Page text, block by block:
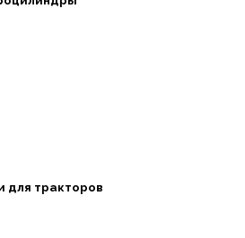
для тракторов